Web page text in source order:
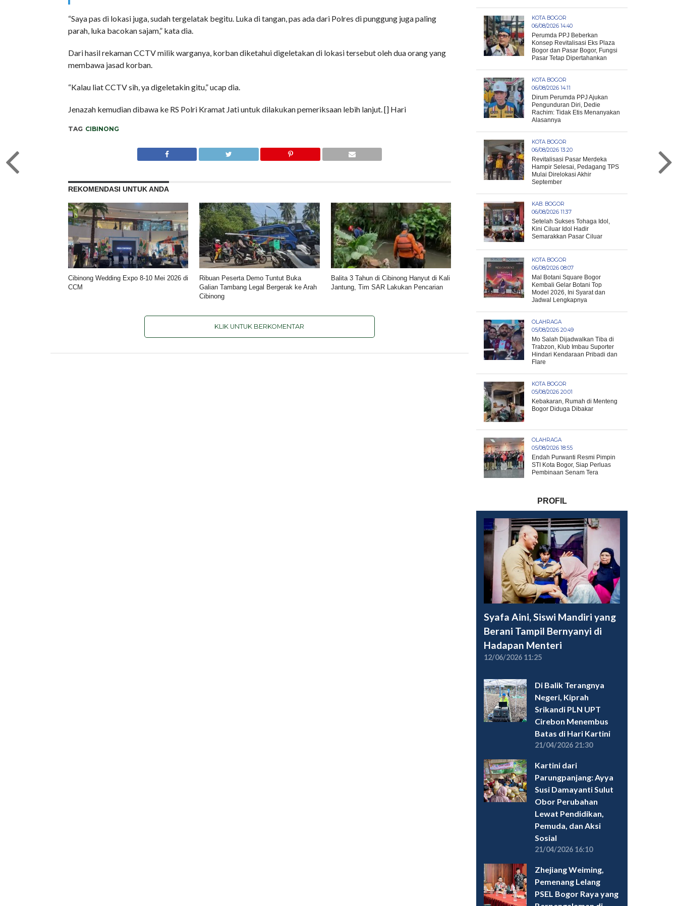
“Saya pas di lokasi juga, sudah tergelatak begitu. Luka di tangan, pas ada dari Polres di punggung juga paling
parah, luka bacokan sajam,” kata dia.
Dari hasil rekaman CCTV milik warganya, korban diketahui digeletakan di lokasi tersebut oleh dua orang yang
membawa jasad korban.
“Kalau liat CCTV sih, ya digeletakin gitu,” ucap dia.
Jenazah kemudian dibawa ke RS Polri Kramat Jati untuk dilakukan pemeriksaan lebih lanjut. [] Hari
TAG CIBINONG
REKOMENDASI UNTUK ANDA
Cibinong Wedding Expo 8-10 Mei 2026 di
CCM
Ribuan Peserta Demo Tuntut Buka
Galian Tambang Legal Bergerak ke Arah
Cibinong
Balita 3 Tahun di Cibinong Hanyut di Kali
Jantung, Tim SAR Lakukan Pencarian
KLIK UNTUK BERKOMENTAR
KOTA BOGOR
06/08/2026 14:40
Perumda PPJ Beberkan
Konsep Revitalisasi Eks Plaza
Bogor dan Pasar Bogor, Fungsi
Pasar Tetap Dipertahankan
KOTA BOGOR
06/08/2026 14:11
Dirum Perumda PPJ Ajukan
Pengunduran Diri, Dedie
Rachim: Tidak Etis Menanyakan
Alasannya
KOTA BOGOR
06/08/2026 13:20
Revitalisasi Pasar Merdeka
Hampir Selesai, Pedagang TPS
Mulai Direlokasi Akhir
September
KAB. BOGOR
06/08/2026 11:37
Setelah Sukses Tohaga Idol,
Kini Ciluar Idol Hadir
Semarakkan Pasar Ciluar
KOTA BOGOR
06/08/2026 08:07
Mal Botani Square Bogor
Kembali Gelar Botani Top
Model 2026, Ini Syarat dan
Jadwal Lengkapnya
OLAHRAGA
05/08/2026 20:49
Mo Salah Dijadwalkan Tiba di
Trabzon, Klub Imbau Suporter
Hindari Kendaraan Pribadi dan
Flare
KOTA BOGOR
05/08/2026 20:01
Kebakaran, Rumah di Menteng
Bogor Diduga Dibakar
OLAHRAGA
05/08/2026 18:55
Endah Purwanti Resmi Pimpin
STI Kota Bogor, Siap Perluas
Pembinaan Senam Tera
PROFIL
Syafa Aini, Siswi Mandiri yang
Berani Tampil Bernyanyi di
Hadapan Menteri
12/06/2026 11:25
Di Balik Terangnya
Negeri, Kiprah
Srikandi PLN UPT
Cirebon Menembus
Batas di Hari Kartini
21/04/2026 21:30
Kartini dari
Parungpanjang: Ayya
Susi Damayanti Sulut
Obor Perubahan
Lewat Pendidikan,
Pemuda, dan Aksi
Sosial
21/04/2026 16:10
Zhejiang Weiming,
Pemenang Lelang
PSEL Bogor Raya yang